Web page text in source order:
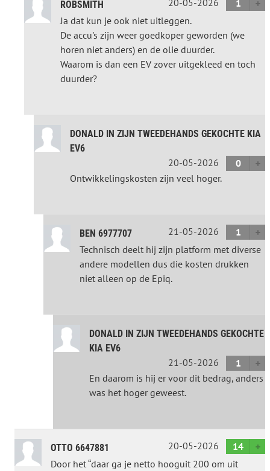
ROBSMITH
1
Ja dat kun je ook niet uitleggen.
De accu's zijn weer goedkoper geworden (we
horen niet anders) en de olie duurder.
Waarom is dan een EV zover uitgekleed en toch
duurder?
DONALD IN ZIJN TWEEDEHANDS GEKOCHTE KIA
EV6
20-05-2026
0
Ontwikkelingskosten zijn veel hoger.
BEN 6977707 21-05-2026
1
Technisch deelt hij zijn platform met diverse
andere modellen dus die kosten drukken
niet alleen op de Epiq.
DONALD IN ZIJN TWEEDEHANDS GEKOCHTE
KIA EV6
21-05-2026
1
En daarom is hij er voor dit bedrag, anders
was het hoger geweest.
OTTO 6647881 20-05-2026
14
Door het “daar ga je netto hooguit 200 om uit